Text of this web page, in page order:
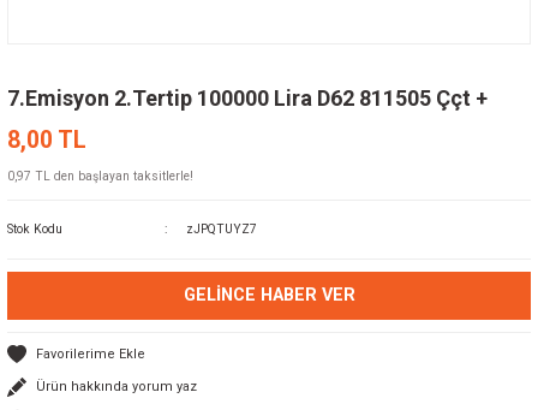
7.Emisyon 2.Tertip 100000 Lira D62 811505 Ççt +
8,00 TL
0,97 TL den başlayan taksitlerle!
Stok Kodu zJPQTUYZ7
GELINCE HABER VER
Ürün hakkında yorum yaz